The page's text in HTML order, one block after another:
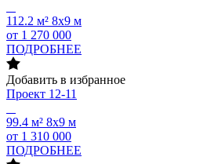
112.2 м² 8х9 м
от 1 270 000
ПОДРОБНЕЕ
Добавить в избранное
Проект 12-11
99.4 м² 8х9 м
от 1 310 000
ПОДРОБНЕЕ